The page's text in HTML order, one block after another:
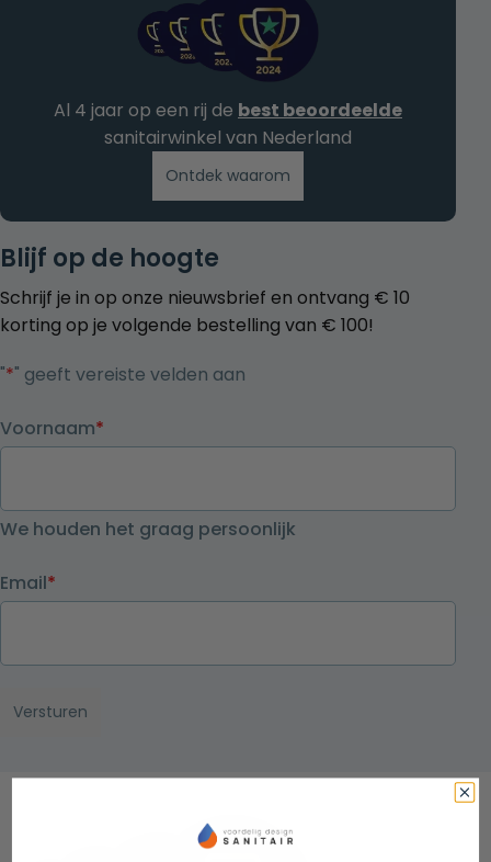
Blijf op de hoogte
Schrijf je in op onze nieuwsbrief en ontvang € 10
korting op je volgende bestelling van € 100!
"*" geeft vereiste velden aan
Voornaam*
We houden het graag persoonlijk
Email*
Al 4 jaar op een rij de best beoordeelde
sanitairwinkel van Nederland
Ontdek waarom